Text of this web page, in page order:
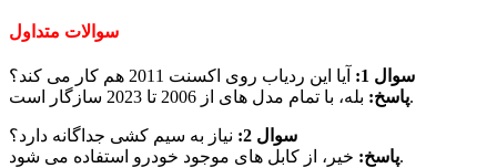
سوال 1:
آیا این ردیاب روی اکسنت 2011 هم کار می کند؟
پاسخ:بله، با تمام مدل های از 2006 تا 2023 سازگار است.
سوال 2:
نیاز به سیم کشی جداگانه دارد؟
پاسخ:خیر، از کابل های موجود خودرو استفاده می شود.